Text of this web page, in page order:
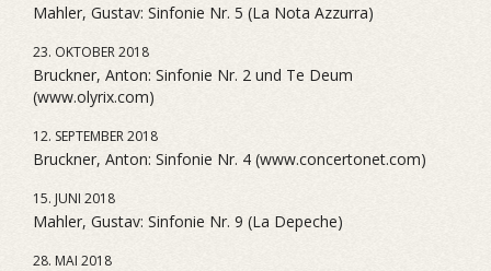
Mahler, Gustav: Sinfonie Nr. 5 (La Nota Azzurra)
23. OKTOBER 2018
Bruckner, Anton: Sinfonie Nr. 2 und Te Deum
(www.olyrix.com)
12. SEPTEMBER 2018
Bruckner, Anton: Sinfonie Nr. 4 (www.concertonet.com)
15. JUNI 2018
Mahler, Gustav: Sinfonie Nr. 9 (La Depeche)
28. MAI 2018